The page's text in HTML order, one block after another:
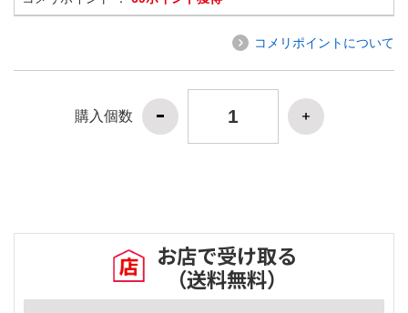
コメリポイントについて
購入個数
お店で受け取る
（送料無料）